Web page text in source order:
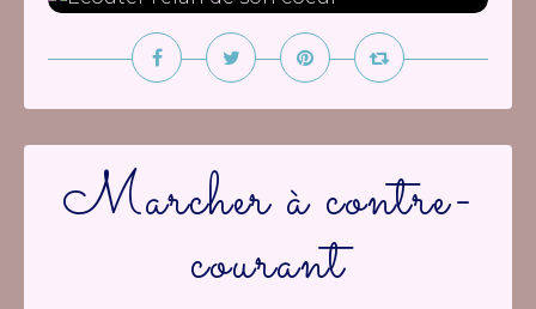
Marcher à contre-
courant